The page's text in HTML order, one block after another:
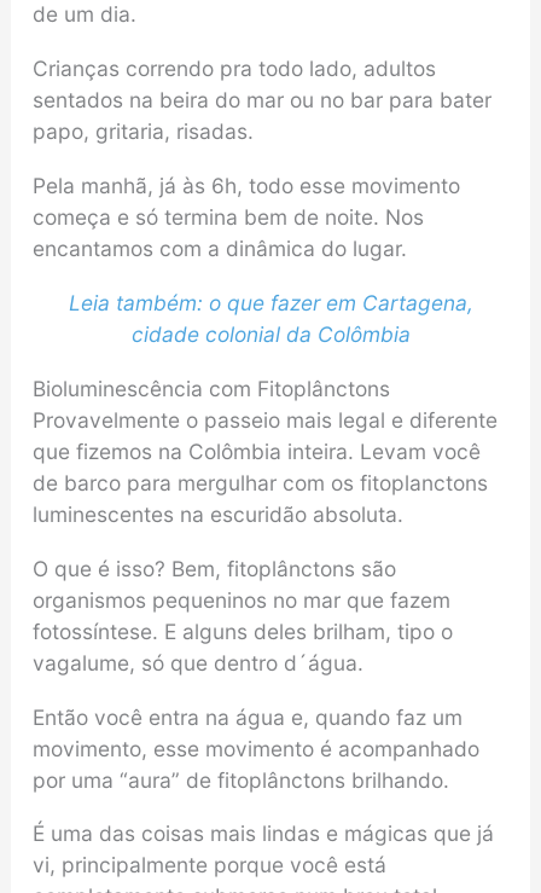
de um dia.
Crianças correndo pra todo lado, adultos
sentados na beira do mar ou no bar para bater
papo, gritaria, risadas.
Pela manhã, já às 6h, todo esse movimento
começa e só termina bem de noite. Nos
encantamos com a dinâmica do lugar.
Leia também: o que fazer em Cartagena,
cidade colonial da Colômbia
Bioluminescência com Fitoplânctons
Provavelmente o passeio mais legal e diferente
que fizemos na Colômbia inteira. Levam você
de barco para mergulhar com os fitoplanctons
luminescentes na escuridão absoluta.
O que é isso? Bem, fitoplânctons são
organismos pequeninos no mar que fazem
fotossíntese. E alguns deles brilham, tipo o
vagalume, só que dentro d´água.
Então você entra na água e, quando faz um
movimento, esse movimento é acompanhado
por uma “aura” de fitoplânctons brilhando.
É uma das coisas mais lindas e mágicas que já
vi, principalmente porque você está